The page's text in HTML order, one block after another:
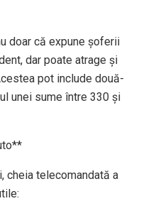
doar că expune șoferii
dar poate atrage și
pot include două-
unei sume între 330 și
cheia telecomandată a